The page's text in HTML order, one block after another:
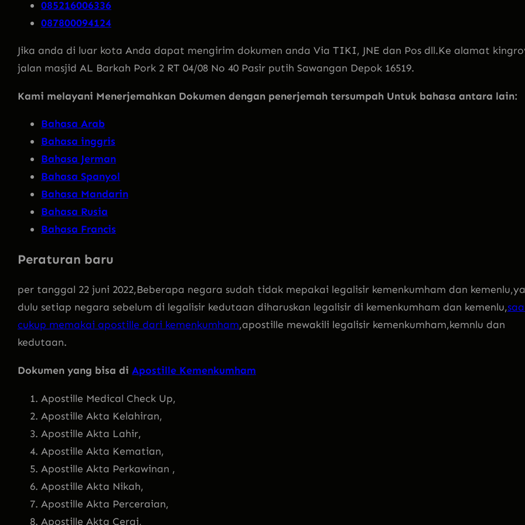
085216006336
087800094124
Jika anda di luar kota Anda dapat mengirim dokumen anda Via TIKI, JNE dan Pos dll.Ke alamat
jalan masjid AL Barkah Pork 2 RT 04/08 No 40 Pasir putih Sawangan Depok 16519.
Kami melayani Menerjemahkan Dokumen dengan penerjemah tersumpah Untuk bahasa antara lain:
Bahasa Arab
Bahasa inggris
Bahasa Jerman
Bahasa Spanyol
Bahasa Mandarin
Bahasa Rusia
Bahasa Francis
Peraturan baru
per tanggal 22 juni 2022,Beberapa negara sudah tidak mepakai legalisir kemenkumham dan
dulu setiap negara sebelum di legalisir kedutaan diharuskan legalisir di kemenkumham dan kemenlu,
cukup memakai apostille dari kemenkumham,apostille mewakili legalisir kemenkumham,kemnlu dan
kedutaan.
Dokumen yang bisa di Apostille Kemenkumham
Apostille Medical Check Up,
Apostille Akta Kelahiran,
Apostille Akta Lahir,
Apostille Akta Kematian,
Apostille Akta Perkawinan ,
Apostille Akta Nikah,
Apostille Akta Perceraian,
Apostille Akta Cerai,